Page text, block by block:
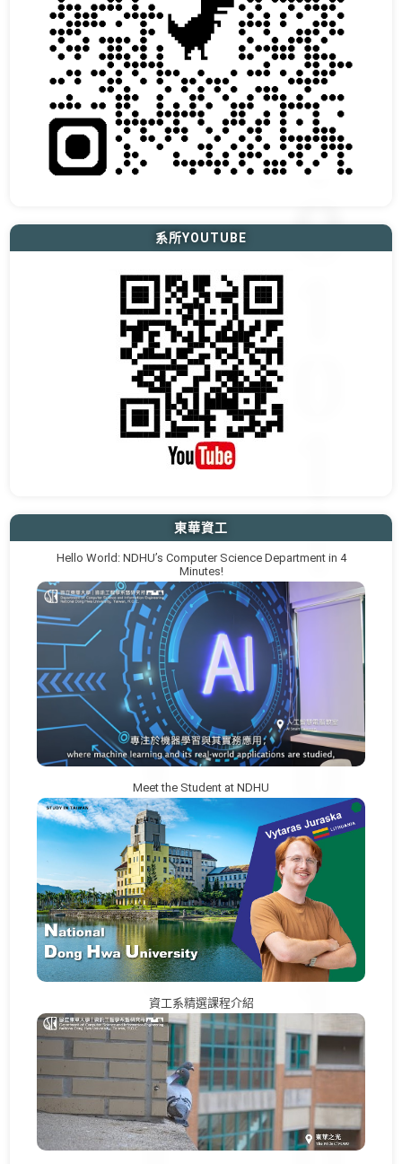
系所YOUTUBE
東華資工
Hello World: NDHU’s Computer Science Department in 4
Minutes!
Meet the Student at NDHU
資工系精選課程介紹